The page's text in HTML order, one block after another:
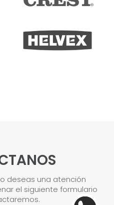
deseas una atención
el siguiente formulario